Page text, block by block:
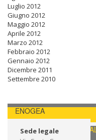
Luglio 2012
Giugno 2012
Maggio 2012
Aprile 2012
Marzo 2012
Febbraio 2012
Gennaio 2012
Dicembre 2011
Settembre 2010
ENOGEA
CONTATTI / ISCRIVITI
Sede legale